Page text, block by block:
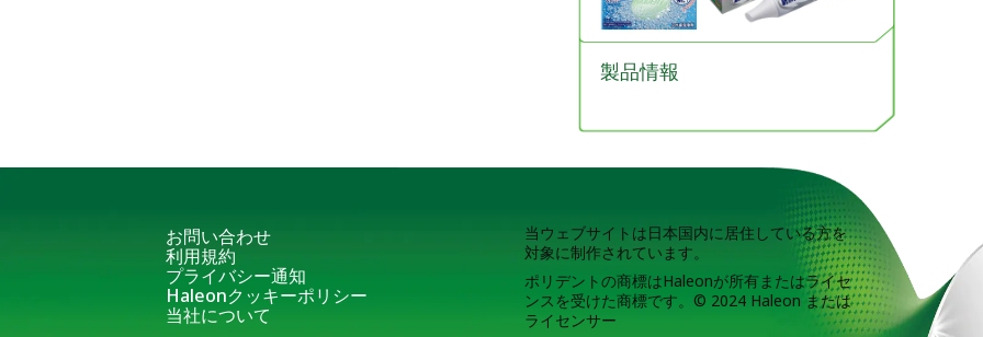
製品情報
お問い合わせ
利用規約
プライバシー通知
Haleonクッキーポリシー
当社について
当ウェブサイトは日本国内に居住している方を
対象に制作されています。
ポリデントの商標はHaleonが所有またはライセ
ンスを受けた商標です。© 2024 Haleon または
ライセンサー